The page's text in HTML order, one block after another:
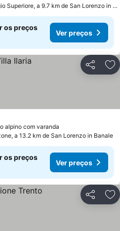
Superiore, a 9.7 km de San Lorenzo in
os preços
Ver preços
Partilhar
alpino com varanda
a 13.2 km de San Lorenzo in Banale
os preços
Ver preços
Partilhar